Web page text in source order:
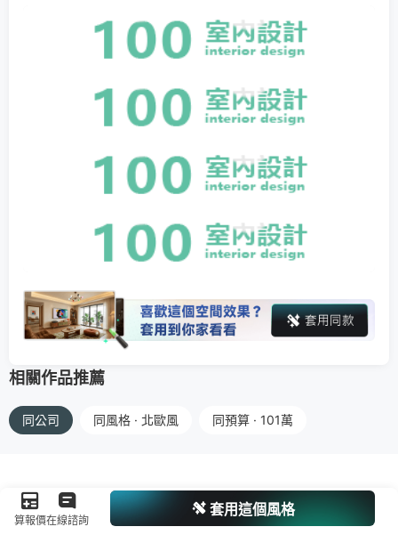
相關作品推薦
同公司 同風格 · 北歐風 同預算 · 101萬
算報價在線諮詢
套用這個風格